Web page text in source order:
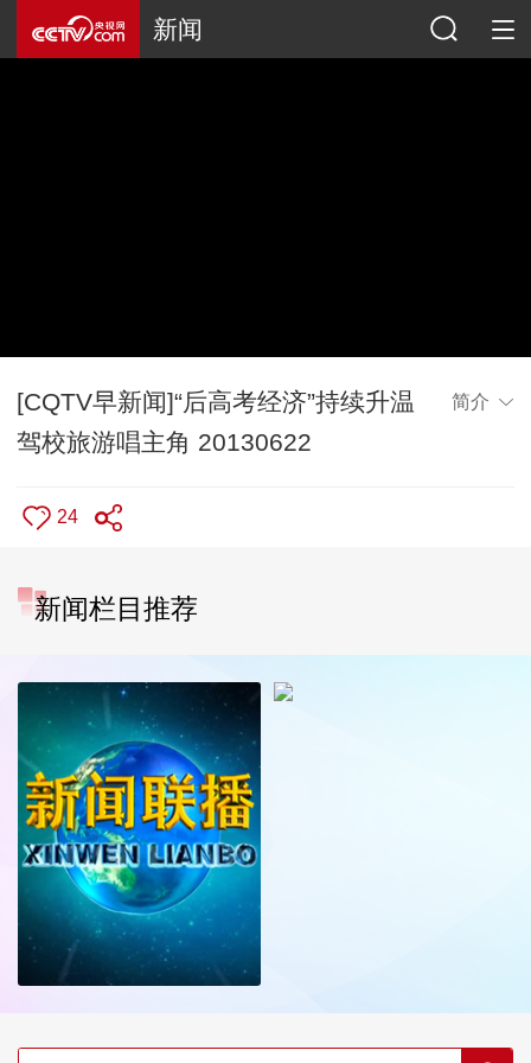
新闻
[CQTV早新闻]“后高考经济”持续升温
驾校旅游唱主角 20130622
简介
24
新闻栏目推荐